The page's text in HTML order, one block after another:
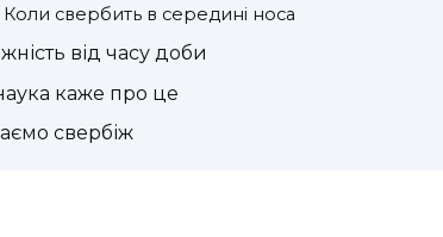
Коли свербить в середині носа
від часу доби
каже про це
свербіж